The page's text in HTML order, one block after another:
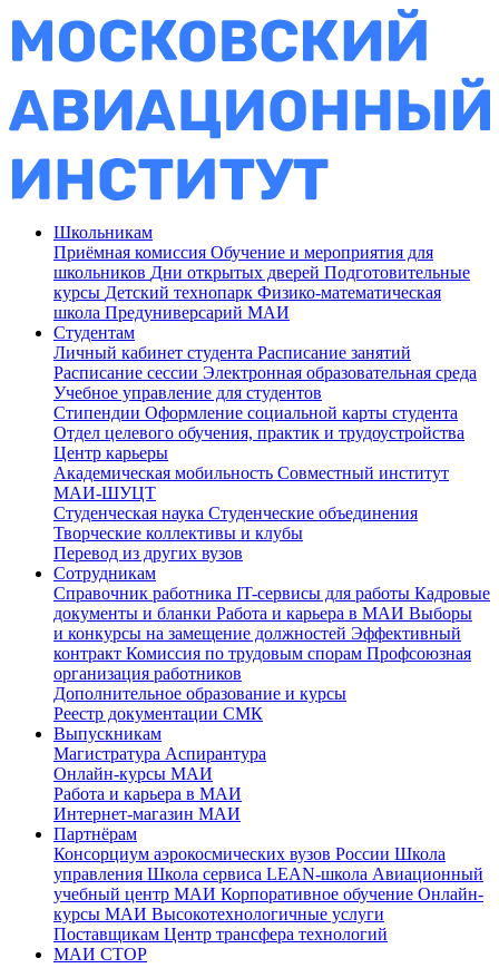
Школьникам
Приёмная комиссия Обучение и мероприятия для
школьников Дни открытых дверей Подготовительные
курсы Детский технопарк Физико-математическая
школа Предуниверсарий МАИ
Студентам
Личный кабинет студента Расписание занятий
Расписание сессии Электронная образовательная среда
Учебное управление для студентов
Стипендии Оформление социальной карты студента
Отдел целевого обучения, практик и трудоустройства
Центр карьеры
Академическая мобильность Совместный институт
МАИ-ШУЦТ
Студенческая наука Студенческие объединения
Творческие коллективы и клубы
Перевод из других вузов
Сотрудникам
Cправочник работника IT-сервисы для работы Кадровые
документы и бланки Работа и карьера в МАИ Выборы
и конкурсы на замещение должностей Эффективный
контракт Комиссия по трудовым спорам Профсоюзная
организация работников
Дополнительное образование и курсы
Реестр документации СМК
Выпускникам
Магистратура Аспирантура
Онлайн-курсы МАИ
Работа и карьера в МАИ
Интернет-магазин МАИ
Партнёрам
Консорциум аэрокосмических вузов России Школа
управления Школа сервиса LEAN-школа Авиационный
учебный центр МАИ Корпоративное обучение Онлайн-
курсы МАИ Высокотехнологичные услуги
Поставщикам Центр трансфера технологий
МАИ СТОР